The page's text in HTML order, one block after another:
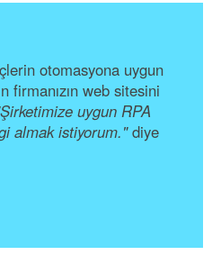
otomasyona uygun
firmanızın web sitesini
uygun RPA
almak istiyorum."diye